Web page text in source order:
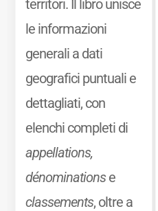
territori. Il libro unisce
le informazioni
generali a dati
geografici puntuali e
dettagliati, con
elenchi completi di
appellations,
dénominationse
classements, oltre a